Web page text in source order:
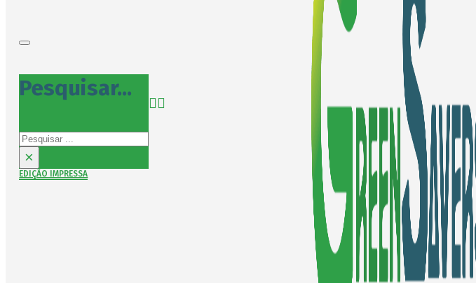
Pesquisar...
Pesquisar
×
EDIÇÃO IMPRESSA